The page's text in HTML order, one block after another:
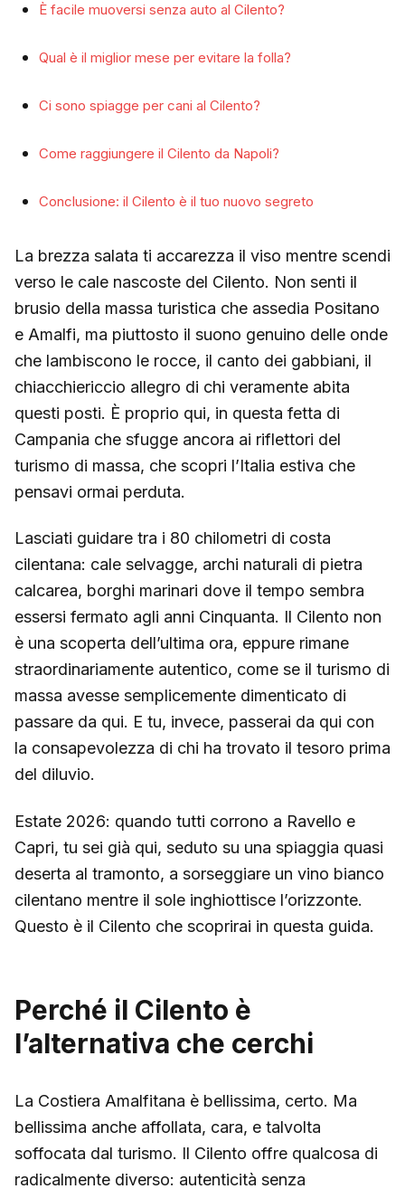
È facile muoversi senza auto al Cilento?
Qual è il miglior mese per evitare la folla?
Ci sono spiagge per cani al Cilento?
Come raggiungere il Cilento da Napoli?
Conclusione: il Cilento è il tuo nuovo segreto
La brezza salata ti accarezza il viso mentre scendi
verso le cale nascoste del Cilento. Non senti il
brusio della massa turistica che assedia Positano
e Amalfi, ma piuttosto il suono genuino delle onde
che lambiscono le rocce, il canto dei gabbiani, il
chiacchiericcio allegro di chi veramente abita
questi posti. È proprio qui, in questa fetta di
Campania che sfugge ancora ai riflettori del
turismo di massa, che scopri l’Italia estiva che
pensavi ormai perduta.
Lasciati guidare tra i 80 chilometri di costa
cilentana: cale selvagge, archi naturali di pietra
calcarea, borghi marinari dove il tempo sembra
essersi fermato agli anni Cinquanta. Il Cilento non
è una scoperta dell’ultima ora, eppure rimane
straordinariamente autentico, come se il turismo di
massa avesse semplicemente dimenticato di
passare da qui. E tu, invece, passerai da qui con
la consapevolezza di chi ha trovato il tesoro prima
del diluvio.
Estate 2026: quando tutti corrono a Ravello e
Capri, tu sei già qui, seduto su una spiaggia quasi
deserta al tramonto, a sorseggiare un vino bianco
cilentano mentre il sole inghiottisce l’orizzonte.
Questo è il Cilento che scoprirai in questa guida.
Perché il Cilento è
l’alternativa che cerchi
La Costiera Amalfitana è bellissima, certo. Ma
bellissima anche affollata, cara, e talvolta
soffocata dal turismo. Il Cilento offre qualcosa di
radicalmente diverso: autenticità senza